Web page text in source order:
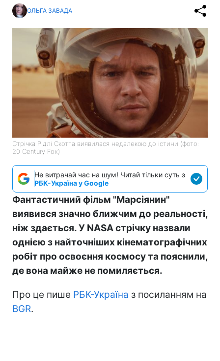
ОЛЬГА ЗАВАДА
Стрічка Рідлі Скотта виявилася недалекою до істини (фото:
20 Century Fox)
Не витрачай час на шум! Читай тільки суть з
РБК-Україна у Google
Фантастичний фільм "Марсіянин"
виявився значно ближчим до реальності,
ніж здається. У NASA стрічку назвали
однією з найточніших кінематографічних
робіт про освоєння космосу та пояснили,
де вона майже не помиляється.
Про це пише РБК-Україна з посиланням на
BGR.